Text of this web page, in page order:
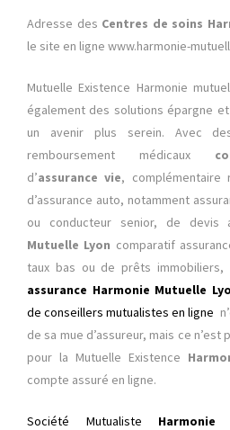
Adresse des Centres de soins
le site en ligne www.harmonie-
Mutuelle Existence Harmonie
également des solutions épargne
un avenir plus serein. Avec
remboursement médicaux
d’assurance vie, complémentaire
d’assurance auto, notamment
ou conducteur senior, de devis
Mutuelle Lyon comparatif
taux bas ou de prêts immobiliers,
assurance Harmonie Mutuelle
de conseillers mutualistes en ligne
de sa mue d’assureur, mais ce
pour la Mutuelle Existence
compte assuré en ligne.
Société Mutualiste Harmonie